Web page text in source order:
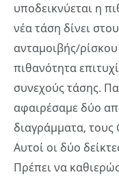
υποδεικνύεται η
νέα τάση δίνει
ανταμοιβής/
πιθανότητα
συνεχούς τάσης.
αφαιρέσαμε δύο
διαγράμματα, τους
Αυτοί οι δύο
Πρέπει να